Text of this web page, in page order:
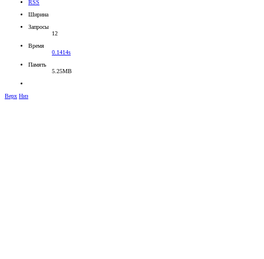
RSS
Ширина
Запросы
12
Время
0.1414s
Память
5.25MB
Верх Низ